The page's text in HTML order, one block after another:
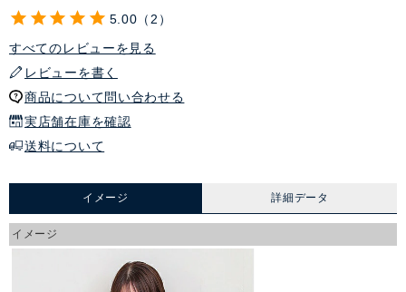
5.00
2
すべてのレビューを見る
レビューを書く
商品について問い合わせる
実店舗在庫を確認
送料について
イメージ 詳細データ
イメージ